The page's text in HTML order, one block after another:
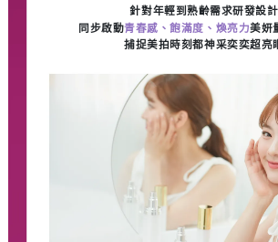
針對年輕到熟齡需求研發設計
同步啟動青春感、飽滿度、煥亮力美妍
捕捉美拍時刻都神采奕奕超亮